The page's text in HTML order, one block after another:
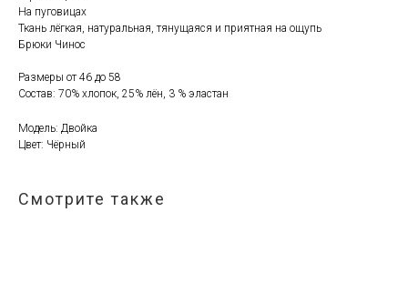
На пуговицах
Ткань лёгкая, натуральная, тянущаяся и приятная на ощупь
Брюки Чинос
Размеры от 46 до 58
Состав: 70% хлопок, 25% лён, 3 % эластан
Модель: Двойка
Цвет: Чёрный
Смотрите также